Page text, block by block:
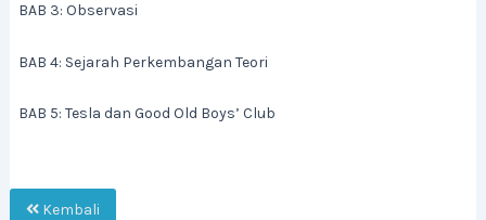
BAB 3: Observasi
BAB 4: Sejarah Perkembangan Teori
BAB 5: Tesla dan Good Old Boys’ Club
Kembali